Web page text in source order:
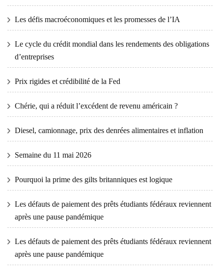
Les défis macroéconomiques et les promesses de l’IA
Le cycle du crédit mondial dans les rendements des obligations
d’entreprises
Prix ​​​​rigides et crédibilité de la Fed
Chérie, qui a réduit l’excédent de revenu américain ?
Diesel, camionnage, prix des denrées alimentaires et inflation
Semaine du 11 mai 2026
Pourquoi la prime des gilts britanniques est logique
Les défauts de paiement des prêts étudiants fédéraux reviennent
après une pause pandémique
Les défauts de paiement des prêts étudiants fédéraux reviennent
après une pause pandémique